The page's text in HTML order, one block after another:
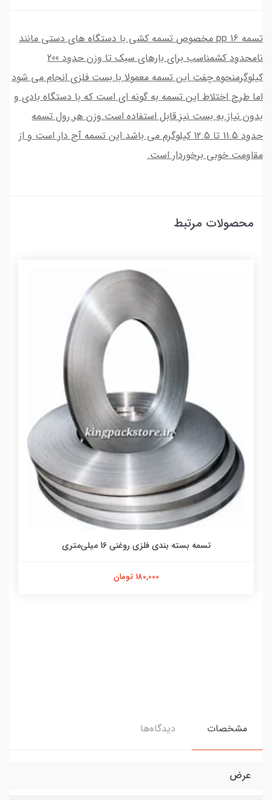
تسمه 16 pp مخصوص تسمه کشی با دستگاه های دستی مانند
نامحدود کشمناسب برای بارهای سبک تا وزن حدود 200
کیلوگرمنحوه چفت این تسمه معمولا با بست فلزی انجام می شود
اما طرح اختلاط این تسمه به گونه ای است که با دستگاه بادی و
بدون نیاز به بست نیز قابل استفاده است.وزن هر رول تسمه
حدود 11.5 تا 12.5 کیلوگرم می باشد.این تسمه آج دار است و از
مقاومت خوبی برخوردار است.
محصولات مرتبط
تسمه بسته بندی فلزی روغنی 16 میلی‌متری
180,000 تومان
مشخصات دیدگاه‌ها
عرض